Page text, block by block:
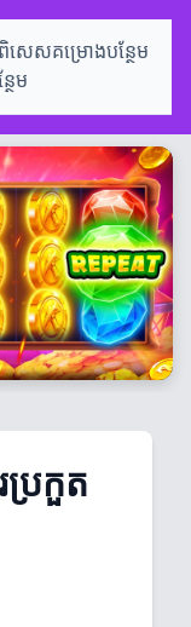
ពិសេសគម្រោងបន្ថែម
ែម
ប្រកួត